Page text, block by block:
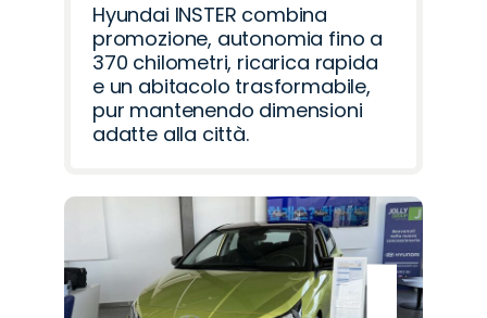
Hyundai INSTER combina
promozione, autonomia fino a
370 chilometri, ricarica rapida
e un abitacolo trasformabile,
pur mantenendo dimensioni
adatte alla città.